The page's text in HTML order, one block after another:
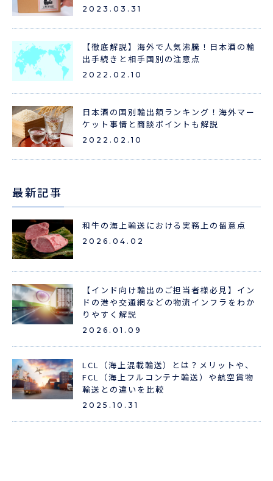
2023.03.31
【徹底解説】海外で人気沸騰！日本酒の輸
出手続きと相手国別の注意点
2022.02.10
日本酒の国別輸出額ランキング！海外マー
ケット事情と商談ポイントも解説
2022.02.10
最新記事
和牛の海上輸送における実務上の留意点
2026.04.02
【インド向け輸出のご担当者様必見】イン
ドの港や交通網などの物流インフラをわか
りやすく解説
2026.01.09
LCL（海上混載輸送）とは？メリットや、
FCL（海上フルコンテナ輸送）や航空貨物
輸送との違いを比較
2025.10.31